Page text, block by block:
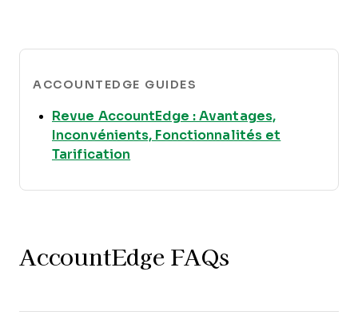
ACCOUNTEDGE GUIDES
Revue AccountEdge : Avantages,
Inconvénients, Fonctionnalités et
Tarification
AccountEdge FAQs